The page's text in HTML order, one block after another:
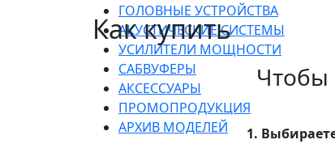
ГОЛОВНЫЕ УСТРОЙСТВА
АКУСТИЧЕСКИЕ СИСТЕМЫ
УСИЛИТЕЛИ МОЩНОСТИ
САБВУФЕРЫ
АКСЕССУАРЫ
ПРОМОПРОДУКЦИЯ
АРХИВ МОДЕЛЕЙ
Как купить
Чтобы
1.